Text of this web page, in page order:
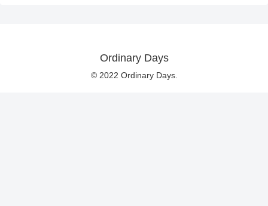
Ordinary Days
© 2022 Ordinary Days.